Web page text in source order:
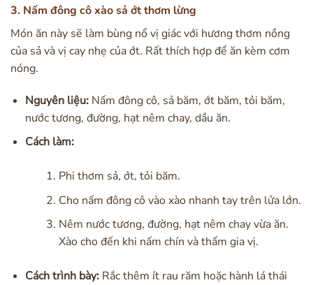
3. Nấm đông cô xào sả ớt thơm lừng
Món ăn này sẽ làm bùng nổ vị giác với hương thơm nồng
của sả và vị cay nhẹ của ớt. Rất thích hợp để ăn kèm cơm
nóng.
Nguyên liệu:Nấm đông cô, sả băm, ớt băm, tỏi băm,
nước tương, đường, hạt nêm chay, dầu ăn.
Cách làm:
Phi thơm sả, ớt, tỏi băm.
Cho nấm đông cô vào xào nhanh tay trên lửa lớn.
Nêm nước tương, đường, hạt nêm chay vừa ăn.
Xào cho đến khi nấm chín và thấm gia vị.
Cách trình bày:Rắc thêm ít rau răm hoặc hành lá thái